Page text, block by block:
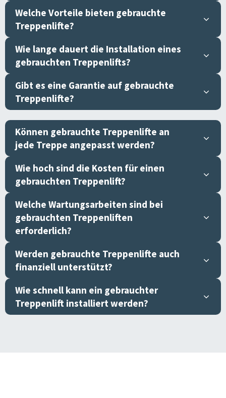
Welche Vorteile bieten gebrauchte
Treppenlifte?
Wie lange dauert die Installation eines
gebrauchten Treppenlifts?
Gibt es eine Garantie auf gebrauchte
Treppenlifte?
Können gebrauchte Treppenlifte an
jede Treppe angepasst werden?
Wie hoch sind die Kosten für einen
gebrauchten Treppenlift?
Welche Wartungsarbeiten sind bei
gebrauchten Treppenliften
erforderlich?
Werden gebrauchte Treppenlifte auch
finanziell unterstützt?
Wie schnell kann ein gebrauchter
Treppenlift installiert werden?